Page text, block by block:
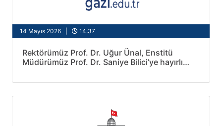
14 Mayıs 2026 | 14:37
Rektörümüz Prof. Dr. Uğur Ünal, Enstitü
Müdürümüz Prof. Dr. Saniye Bilici’ye hayırlı